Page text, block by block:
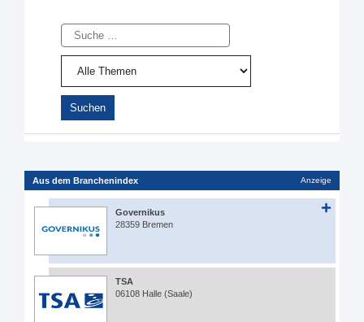
Suche
Aus dem Branchenindex Anzeige
Governikus
28359 Bremen
TSA
06108 Halle (Saale)